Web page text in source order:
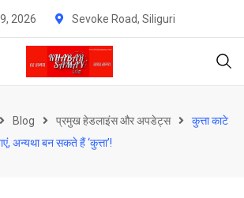
2026 Sevoke Road, Siliguri
Blog प्रमुख हेडलाइंस और अपडेट्स
कुत्ता काटे
अन्यथा बन सकते हैं ‘कुत्ता’!